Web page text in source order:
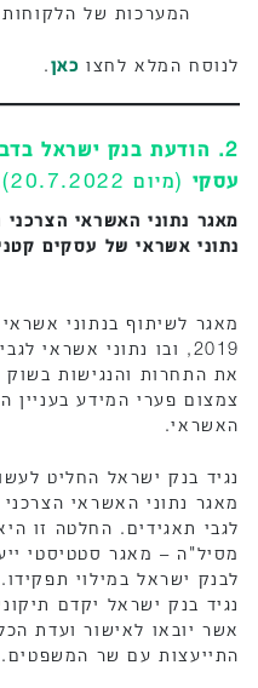
המערכות של הלקוחות
לנוסח המלא לחצו כאן.
2. הודעת בנק ישראל
עסקי (מיום 20.7.2022).
מאגר נתוני האשראי הצרכני
נתוני אשראי של עסקים
מאגר לשיתוף בנתוני
2019, ובו נתוני אשראי
את התחרות והנגישות
צמצום פערי המידע בעניין
האשראי.
נגיד בנק ישראל החליט
מאגר נתוני האשראי
לגבי תאגידים. החלטה זו
מסיל"ה – מאגר סטטיסטי
לבנק ישראל במילוי
נגיד בנק ישראל יקדם
אשר יובאו לאישור ועדת
התייעצות עם שר המשפטים.